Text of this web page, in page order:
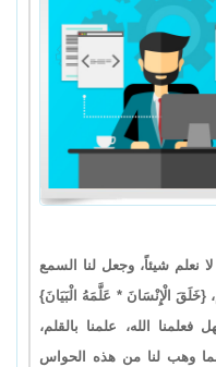
نعلم شيئاً، وجعل لنا السمع
{خَلَقَ الْإِنْسَانَ * عَلَّمَهُ الْبَيَانَ}
نجهل فعلمنا الله، علمنا بالقلم،
بما وهب لنا من هذه الحواس